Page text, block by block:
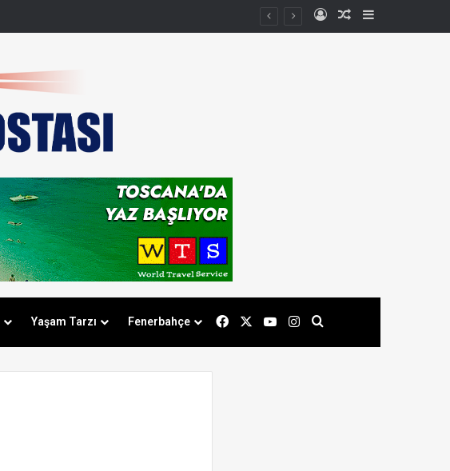
Kayıt OlRastgele Makale
Yaşam Tarzı Fenerbahçe FacebookYouTubeInstagram